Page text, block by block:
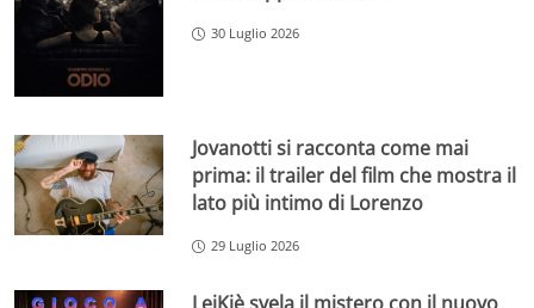
30 Luglio 2026
Jovanotti si racconta come mai
prima: il trailer del film che mostra il
lato più intimo di Lorenzo
29 Luglio 2026